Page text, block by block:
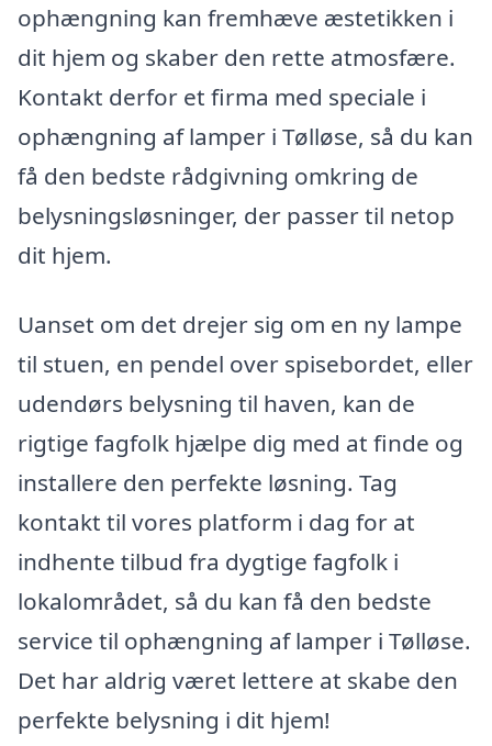
ophængning kan fremhæve æstetikken i
dit hjem og skaber den rette atmosfære.
Kontakt derfor et firma med speciale i
ophængning af lamper i Tølløse, så du kan
få den bedste rådgivning omkring de
belysningsløsninger, der passer til netop
dit hjem.
Uanset om det drejer sig om en ny lampe
til stuen, en pendel over spisebordet, eller
udendørs belysning til haven, kan de
rigtige fagfolk hjælpe dig med at finde og
installere den perfekte løsning. Tag
kontakt til vores platform i dag for at
indhente tilbud fra dygtige fagfolk i
lokalområdet, så du kan få den bedste
service til ophængning af lamper i Tølløse.
Det har aldrig været lettere at skabe den
perfekte belysning i dit hjem!